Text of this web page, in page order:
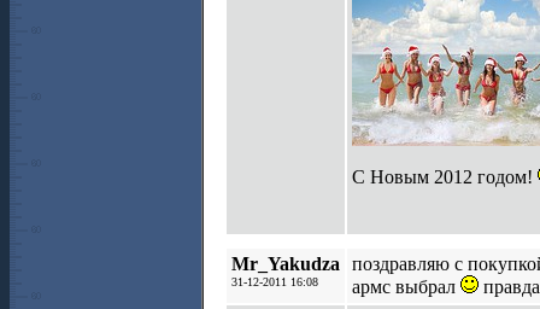
С Новым 2012 годом!
Mr_Yakudza
31-12-2011 16:08
поздравляю с
армс выбрал